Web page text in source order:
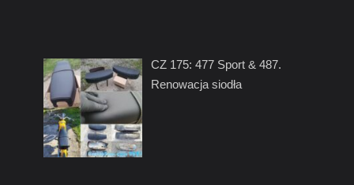
CZ 175: 477 Sport & 487.
Renowacja siodła